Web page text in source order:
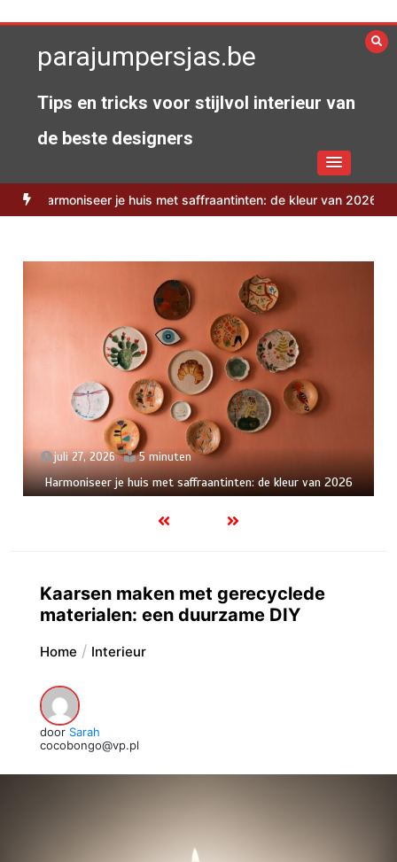
naar
inhoud
parajumpersjas.be
Tips en tricks voor stijlvol interieur van
de beste designers
je huis met saffraantinten: de kleur van 2026
juli 27, 2026 5 minuten
Harmoniseer je huis met saffraantinten: de kleur van 2026
Kaarsen maken met gerecyclede
materialen: een duurzame DIY
Home Interieur
door Sarah
cocobongo@vp.pl